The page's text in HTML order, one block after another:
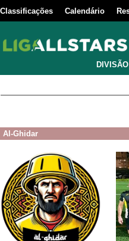
Classificações Calendário
Al-Ghidar